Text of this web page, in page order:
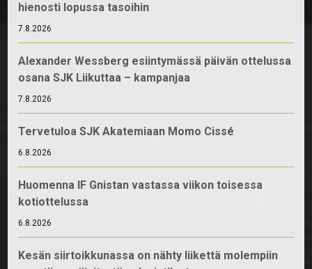
hienosti lopussa tasoihin
7.8.2026
Alexander Wessberg esiintymässä päivän ottelussa
osana SJK Liikuttaa – kampanjaa
7.8.2026
Tervetuloa SJK Akatemiaan Momo Cissé
6.8.2026
Huomenna IF Gnistan vastassa viikon toisessa
kotiottelussa
6.8.2026
Kesän siirtoikkunassa on nähty liikettä molempiin